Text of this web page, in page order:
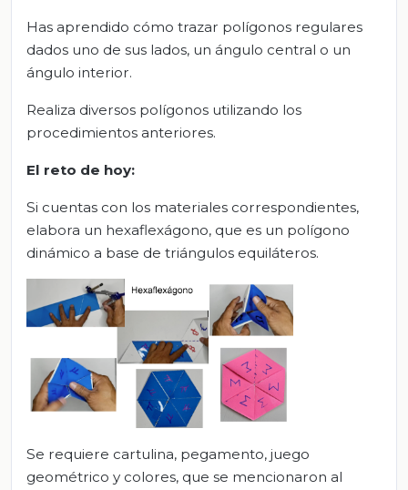
Has aprendido cómo trazar polígonos regulares
dados uno de sus lados, un ángulo central o un
ángulo interior.
Realiza diversos polígonos utilizando los
procedimientos anteriores.
El reto de hoy:
Si cuentas con los materiales correspondientes,
elabora un hexaflexágono, que es un polígono
dinámico a base de triángulos equiláteros.
Se requiere cartulina, pegamento, juego
geométrico y colores, que se mencionaron al